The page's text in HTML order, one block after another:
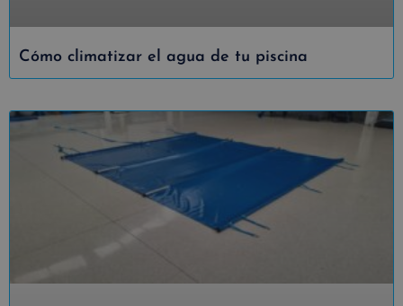
Cómo climatizar el agua de tu piscina